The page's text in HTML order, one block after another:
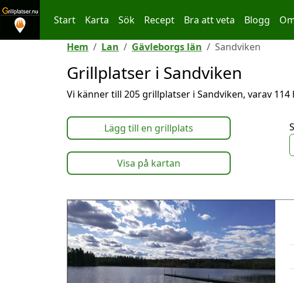
Hoppa till innehållet
Start Karta Sök Recept Bra att veta Blogg
Hem Lan Gävleborgs län Sandviken
Grillplatser i Sandviken
Vi känner till 205 grillplatser i Sandviken, varav 114
Lägg till en grillplats
Visa på kartan